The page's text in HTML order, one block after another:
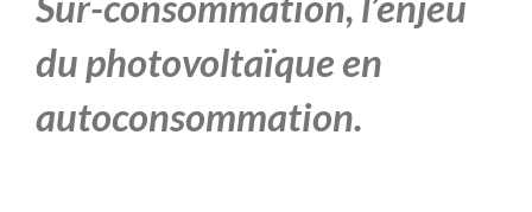
du photovoltaïque en
autoconsommation.